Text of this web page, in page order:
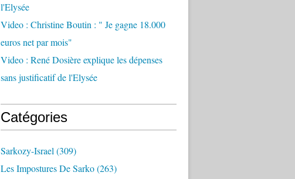
l'Elysée
Video : Christine Boutin : " Je gagne 18.000
euros net par mois"
Video : René Dosière explique les dépenses
sans justificatif de l'Elysée
Catégories
Sarkozy-Israel (309)
Les Impostures De Sarko(263)